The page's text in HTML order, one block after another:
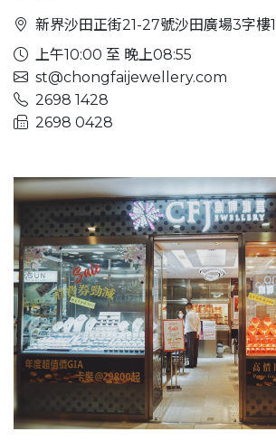
新界沙田正街21-27號沙田廣場3字樓
上午10:00 至 晚上08:55
st@chongfaijewellery.com
2698 1428
2698 0428